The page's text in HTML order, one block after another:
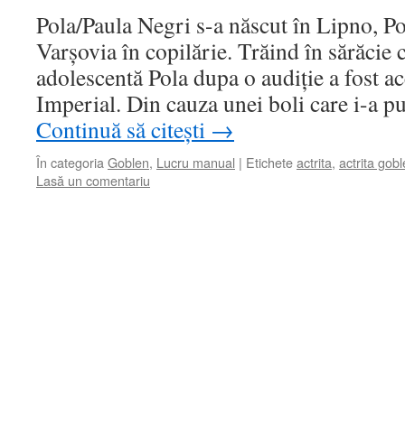
Pola/Paula Negri s-a născut în Lipno,
Varșovia în copilărie. Trăind în sărăcie
adolescentă Pola dupa o audiție a fost
Imperial. Din cauza unei boli care i-a
Continuă să citești →
În categoria Goblen, Lucru manual | Eticheteactrita, actrita
Lasă un comentariu